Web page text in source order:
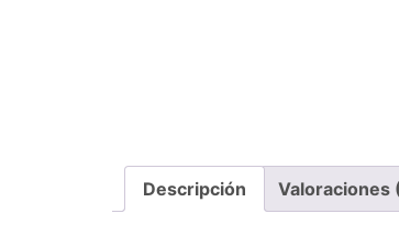
Descripción Valoraciones